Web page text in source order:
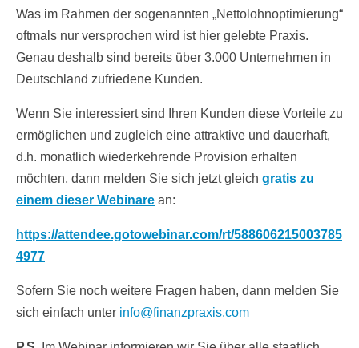
Was im Rahmen der sogenannten „Nettolohnoptimierung“
oftmals nur versprochen wird ist hier gelebte Praxis.
Genau deshalb sind bereits über 3.000 Unternehmen in
Deutschland zufriedene Kunden.
Wenn Sie interessiert sind Ihren Kunden diese Vorteile zu
ermöglichen und zugleich eine attraktive und dauerhaft,
d.h. monatlich wiederkehrende Provision erhalten
möchten, dann melden Sie sich jetzt gleich gratis zu
einem dieser Webinare an:
https://attendee.gotowebinar.com/rt/588606215003785
4977
Sofern Sie noch weitere Fragen haben, dann melden Sie
sich einfach unter info@finanzpraxis.com